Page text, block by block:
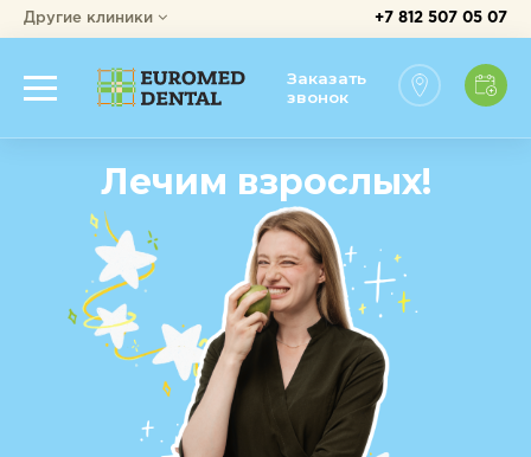
+7 812 507 05 07
Другие клиники
Заказать
звонок
Лечим взрослых!